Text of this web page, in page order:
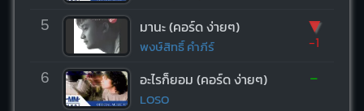
5 มานะ (คอร์ด ง่ายๆ)
พงษ์สิทธิ์ คำภีร์
▼
-1
6 อะไรก็ยอม (คอร์ด ง่ายๆ)
LOSO
-